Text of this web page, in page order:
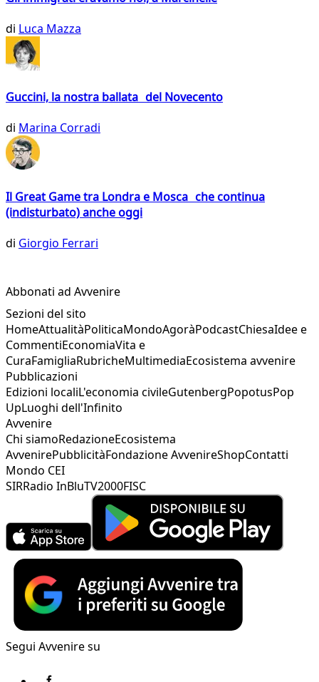
di Luca Mazza
Guccini, la nostra ballata del Novecento
di Marina Corradi
Il Great Game tra Londra e Mosca che continua
(indisturbato) anche oggi
di Giorgio Ferrari
Abbonati ad Avvenire
Sezioni del sito
HomeAttualitàPoliticaMondoAgoràPodcastChiesaIdee e
CommentiEconomiaVita e
CuraFamigliaRubricheMultimediaEcosistema avvenire
Pubblicazioni
Edizioni localiL'economia civileGutenbergPopotusPop
UpLuoghi dell'Infinito
Avvenire
Chi siamoRedazioneEcosistema
AvvenirePubblicitàFondazione AvvenireShopContatti
Mondo CEI
SIRRadio InBluTV2000FISC
Segui Avvenire su